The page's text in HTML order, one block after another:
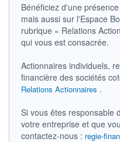
DIVIDENDE
0,00 EUR
PROCHAIN
DIVIDENDE
ÉLIGIBILITÉ
Non éligible
Boursobank
Bénéficiez d'une
mais aussi sur l'Espace
rubrique « Relations
qui vous est consacrée.
Actionnaires individuels,
financière des sociétés
Relations Actionnaires .
Si vous êtes responsable
votre entreprise et que
contactez-nous : regie-